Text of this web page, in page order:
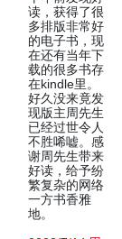
读，获得了很
多排版非常好
的电子书，现
在还有当年下
载的很多书存
在kindle里。
好久没来竟发
现版主周先生
已经过世令人
不胜唏嘘。感
谢周先生带来
好读，给予纷
繁复杂的网络
一方书香雅
地。